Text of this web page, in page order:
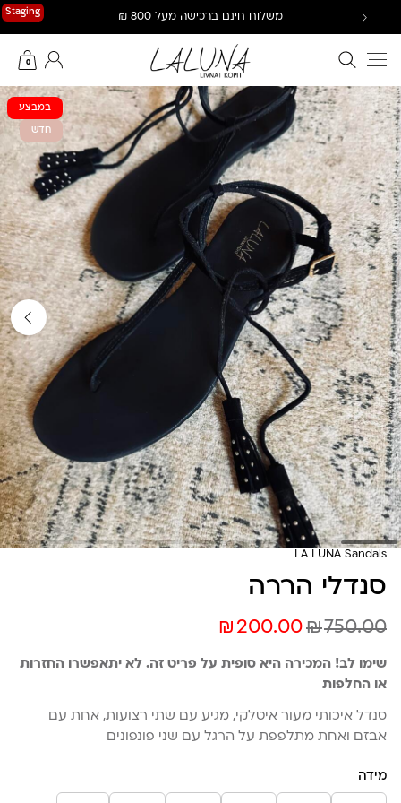
Staging משלוח חינם ברכישה מעל 800 ₪
חיפוש באתר
0
החשבון שלי
במבצע
חדש
LA LUNA Sandals
סנדלי הררה
₪ 200.00₪750.00
שימו לב! המכירה היא סופית על פריט זה. לא יתאפשרו החזרות
או החלפות
סנדל איכותי מעור איטלקי, מגיע עם שתי רצועות, אחת עם
אבזם ואחת מתלפפת על הרגל עם שני פונפונים
מידה